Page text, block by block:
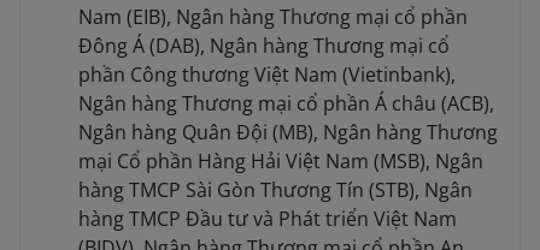
Nam (EIB), Ngân hàng Thương mại cổ phần
Đông Á (DAB), Ngân hàng Thương mại cổ
phần Công thương Việt Nam (Vietinbank),
Ngân hàng Thương mại cổ phần Á châu (ACB),
Ngân hàng Quân Đội (MB), Ngân hàng Thương
mại Cổ phần Hàng Hải Việt Nam (MSB), Ngân
hàng TMCP Sài Gòn Thương Tín (STB), Ngân
hàng TMCP Đầu tư và Phát triển Việt Nam